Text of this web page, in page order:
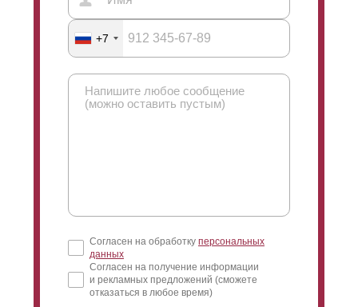
возможности производителя заборов при этом не
ограничены. Окрашивание конструкций забора
производится в специальном цехе производителя
самостоятельно с соблюдением всех правил и
требований. Нанесение толщины слоя полимерно-
порошкового покрытия происходит в параметрах от
60 до 100 микрон.
+7
Согласен на обработку персональных
данных
Согласен на получение информации
и рекламных предложений (сможете
отказаться в любое время)